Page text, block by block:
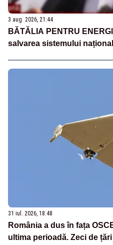
3 aug. 2026, 21:44
BĂTĂLIA PENTRU
salvarea sistemului național
31 iul. 2026, 18:48
România a dus în fața
ultima perioadă. Zeci de